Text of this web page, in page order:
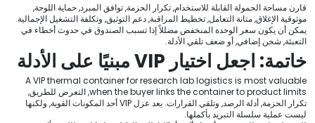
قارن مساحة الحمولة القابلة للاستخدام, تكرار الحزمة, توافق المبرد, حماية اللوحة,
موثوقية الإغلاق, متانة التعامل, تخطيط المراقبة, دعم التوثيق, وتكلفة التشغيل الإجمالية.
يمكن أن يكون سعر الوحدة المنخفض مضللاً إذا تسبب الصندوق في حدوث أخطاء في
التعبئة, شحن إضافي, أو ضعف تلقي الأدلة.
خاتمة: اجعل اختيار VIP مبنيًا على الأدلة
A VIP thermal container for research lab logistics is most valuable
when the buyer links the container to product limits, التعرض للطريق,
تكرار الحزمة, أدلة الرصد, وتلقي القرارات. يعد عزل VIP أحد المكونات القوية, ولكنها
ليست عملية سلسلة التبريد بأكملها.